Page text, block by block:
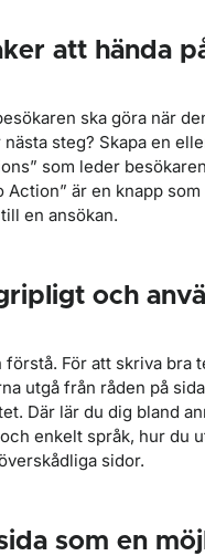
att hända
ska göra när
steg? Skapa en
som leder
Action” är en knapp
en ansökan.
och
förstå. För att skriva bra
utgå från råden på
. Där lär du dig bland
enkelt språk, hur du
sidor.
som en